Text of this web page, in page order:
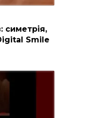
симетрія,
Smile